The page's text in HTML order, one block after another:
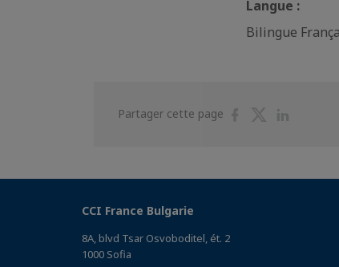
Langue :
Bilingue
Partager cette page
PartagerPartager
CCI France Bulgarie
8A, blvd Tsar Osvoboditel, ét. 2
1000 Sofia